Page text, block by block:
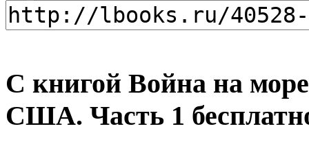
С книгой Война на
США. Часть 1